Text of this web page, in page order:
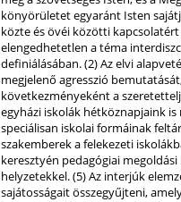
könyörületet egyaránt Isten
közte és övéi közötti
elengedhetetlen a téma
definiálásában. (2) Az elvi
megjelenő agresszió
következményeként a
egyházi iskolák hétköznapjaink is
speciálisan iskolai formáinak
szakemberek a felekezeti
keresztyén pedagógiai
helyzetekkel. (5) Az interjúk
sajátosságait összegyűjteni,